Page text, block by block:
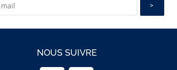
NOUS SUIVRE